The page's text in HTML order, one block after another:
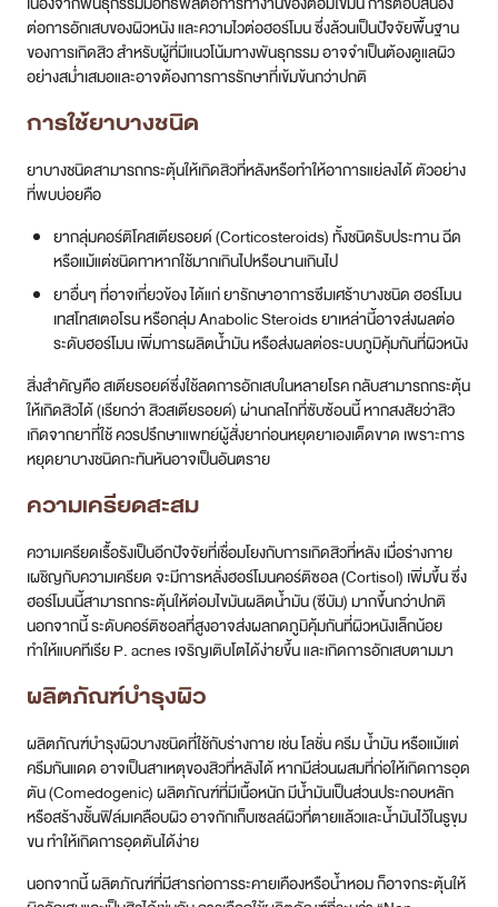
ยาบางชนิดสามารถกระตุ้นให้เกิดสิวที่หลังหรือทำให้อาการแย่ลงได้ ตัวอย่าง
ที่พบบ่อยคือ
หรือแม้แต่ชนิดทาหากใช้มากเกินไปหรือนานเกินไป
ยาอื่นๆ ที่อาจเกี่ยวข้อง ได้แก่ ยารักษาอาการซึมเศร้าบางชนิด ฮอร์โมน
เทสโทสเตอโรน หรือกลุ่ม Anabolic Steroids ยาเหล่านี้อาจส่งผลต่อ
ระดับฮอร์โมน เพิ่มการผลิตน้ำมัน หรือส่งผลต่อระบบภูมิคุ้มกันที่ผิวหนัง
สิ่งสำคัญคือ สเตียรอยด์ซึ่งใช้ลดการอักเสบในหลายโรค กลับสามารถกระตุ้น
ให้เกิดสิวได้ (เรียกว่า สิวสเตียรอยด์) ผ่านกลไกที่ซับซ้อนนี้ หากสงสัยว่าสิว
เกิดจากยาที่ใช้ ควรปรึกษาแพทย์ผู้สั่งยาก่อนหยุดยาเองเด็ดขาด เพราะการ
หยุดยาบางชนิดกะทันหันอาจเป็นอันตราย
ความเครียดสะสม
ความเครียดเรื้อรังเป็นอีกปัจจัยที่เชื่อมโยงกับการเกิดสิวที่หลัง เมื่อร่างกาย
เผชิญกับความเครียด จะมีการหลั่งฮอร์โมนคอร์ติซอล (Cortisol) เพิ่มขึ้น ซึ่ง
ฮอร์โมนนี้สามารถกระตุ้นให้ต่อมไขมันผลิตน้ำมัน (ซีบัม) มากขึ้นกว่าปกติ
ทำให้แบคทีเรีย P. acnes เจริญเติบโตได้ง่ายขึ้น และเกิดการอักเสบตามมา
ผลิตภัณฑ์บำรุงผิว
ผลิตภัณฑ์บำรุงผิวบางชนิดที่ใช้กับร่างกาย เช่น โลชั่น ครีม น้ำมัน หรือแม้แต่
ครีมกันแดด อาจเป็นสาเหตุของสิวที่หลังได้ หากมีส่วนผสมที่ก่อให้เกิดการอุด
ตัน (Comedogenic) ผลิตภัณฑ์ที่มีเนื้อหนัก มีน้ำมันเป็นส่วนประกอบหลัก
ขน ทำให้เกิดการอุดตันได้ง่าย
นอกจากนี้ ผลิตภัณฑ์ที่มีสารก่อการระคายเคืองหรือน้ำหอม ก็อาจกระตุ้นให้
ผิวอักเสบและเป็นสิวได้เช่นกัน การเลือกใช้ผลิตภัณฑ์ที่ระบุว่า “Non-
comedogenic” (ไม่ก่อให้เกิดการอุดตัน) จึงเป็นสิ่งสำคัญในการป้องกัน
เหงื่อและสิ่งสกปรก
เหงื่อออกตามปกติไม่ได้ทำให้เกิดสิวโดยตรง แต่การที่เหงื่อถูกกักไว้ใต้เสื้อผ้า